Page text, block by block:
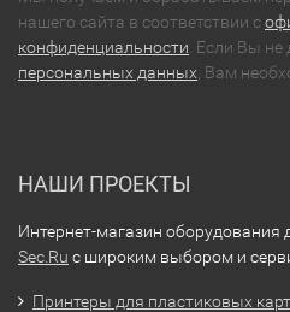
нашего сайта в соответствии с
конфиденциальности . Если Вы не
персональных данных , Вам
НАШИ ПРОЕКТЫ
Интернет-магазин оборудования
Sec.Ru с широким выбором и
Принтеры для пластиковых карт